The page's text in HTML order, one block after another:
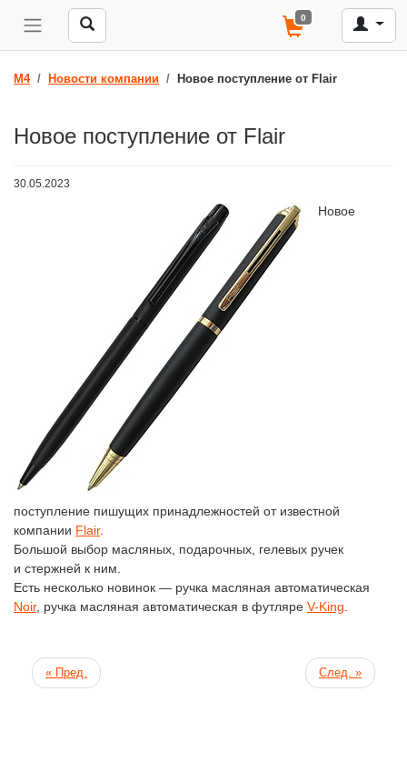
0
M4 Новости компании Новое поступление от Flair
Новое поступление от Flair
30.05.2023
Новое
поступление пишущих принадлежностей от известной
компании Flair.
Большой выбор масляных, подарочных, гелевых ручек
и стержней к ним.
Есть несколько новинок — ручка масляная автоматическая
Noir, ручка масляная автоматическая в футляре V-King
« Пред. След. »